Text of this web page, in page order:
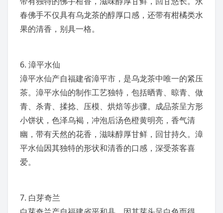
春佛手不仅具有乌龙茶的醇厚口感，还带有柑橘类水
果的清香，别具一格。
6. 漳平水仙
漳平水仙产自福建省漳平市 ，是乌龙茶中唯一的紧压
茶。漳平水仙的制作工艺独特，包括晒青、晾青、做
青、杀青、揉捻、压模、烘焙等步骤。成品茶呈方形
小饼状，色泽乌褐，冲泡后汤色橙黄明亮，香气清
幽，带有天然的花香，滋味醇厚甘鲜，回甘持久。漳
平水仙因其独特的形状和清香的口感，深受茶客喜
爱。
7. 白芽奇兰